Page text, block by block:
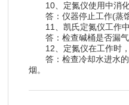
10、定氮仪使用中消
答：仪器停止工作(蒸馏
11、凯氏定氮仪工作中不
答：检查碱桶是否漏气
12、定氮仪在工作时
答：检查冷却水进水的
烟。